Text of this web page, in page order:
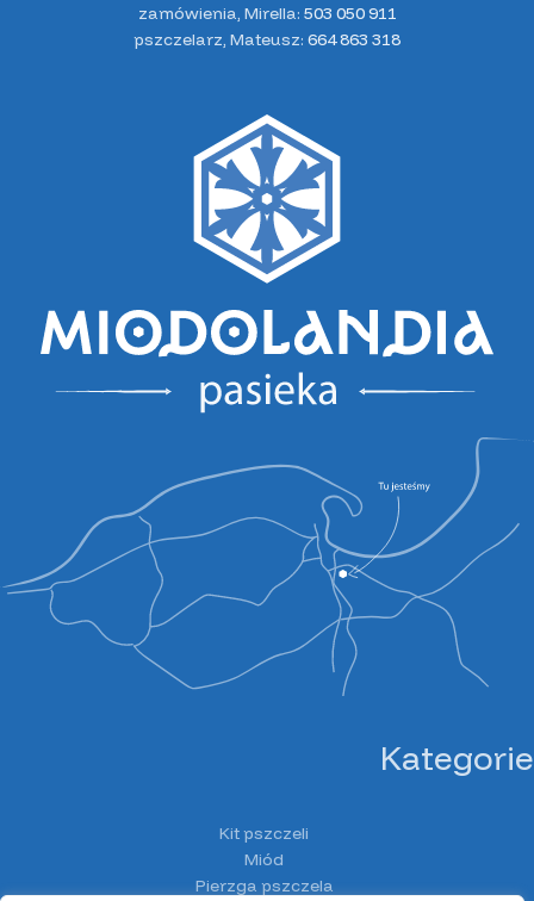
zamówienia, Mirella: 503 050 911
pszczelarz, Mateusz: 664 863 318
Kategorie
Kit pszczeli
Miód
Pierzga pszczela